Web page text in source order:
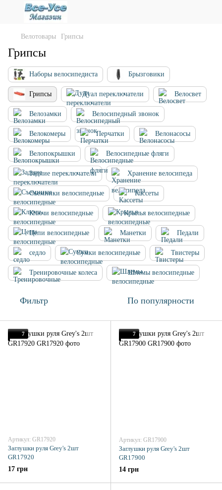
Велотовары Грипсы
Грипсы
Наборы велосипедиста Брызговики
Грипсы Дуал переключатели Велосвет
Велозамки Велосипедный звонок
Велокомеры Перчатки Велонасосы
Велопокрышки Велосипедные фляги
Задние переключатели Хранение велосипеда
Съемники велосипедные Кассеты
Ключи велосипедные Крылья велосипедные
Цепи велосипедные Манетки Педали
седло Сумки велосипедные Твистеры
Тренировочные колеса Шлемы велосипедные
Фильтр По популярности
7
Артикул: GR17920
Заглушки руля Grey's 2шт
GR17920
17 грн
7
Артикул: GR17900
Заглушки руля Grey's 2шт
GR17900
14 грн